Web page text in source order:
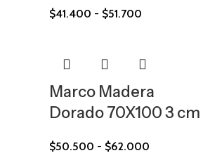
$41.400 - $51.700
Marco Madera
Dorado 70X100 3 cm
$50.500 - $62.000